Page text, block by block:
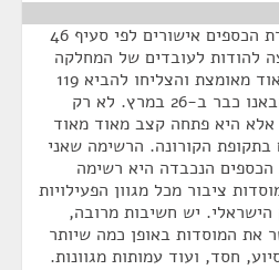
אני מתכבד להביא בפני ועדת הכספים אישורים לפי סעיף 46
להודות לעובדים של המחלקה
שלי שעבדו עבודה מאוד מאוד מאומצת והצליחו להביא 119
עמותות בנוסף לעמותות שהבאנו כבר ב-26 במרץ. לא רק
היא פתחה קצב מאוד מאוד
הקורונה. הרשימה שאני
הנכבדה היא רשימה
שכוללת מוסדות ציבור מכל מגוון הפעילויות
יש חשיבות מרובה,
את המוסדות באופן כמה שיותר
חסד, ועוד עמותות מגוונות.